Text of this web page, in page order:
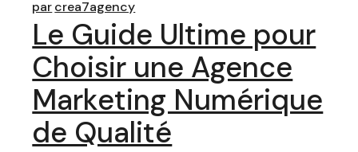
parcrea7agency
Le Guide Ultime pour
Choisir une Agence
Marketing Numérique
de Qualité